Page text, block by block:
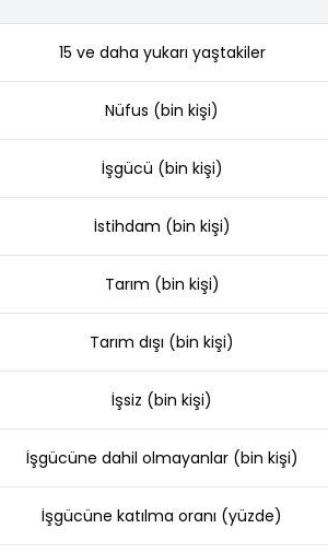
15 ve daha yukarı yaştakiler
Nüfus (bin kişi)
İşgücü (bin kişi)
İstihdam (bin kişi)
Tarım (bin kişi)
Tarım dışı (bin kişi)
İşsiz (bin kişi)
İşgücüne dahil olmayanlar (bin kişi)
İşgücüne katılma oranı (yüzde)